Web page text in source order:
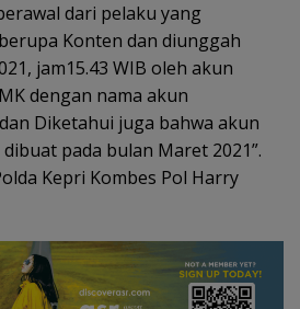
dari pelaku yang
Konten dan diunggah
jam15.43 WIB oleh akun
dengan nama akun
Diketahui juga bahwa akun
pada bulan Maret 2021”.
Kepri Kombes Pol Harry